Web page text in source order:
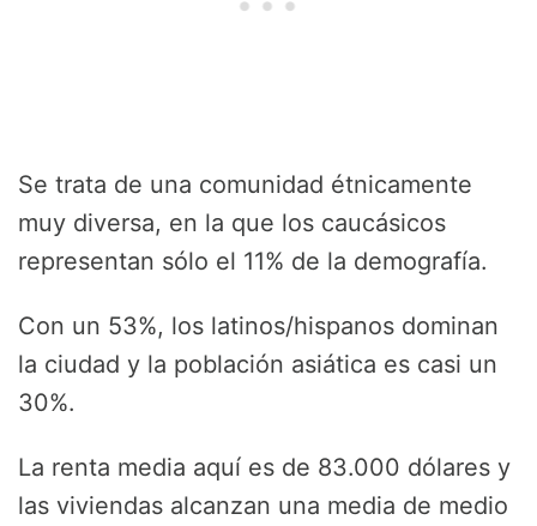
Se trata de una comunidad étnicamente
muy diversa, en la que los caucásicos
representan sólo el 11% de la demografía.
Con un 53%, los latinos/hispanos dominan
la ciudad y la población asiática es casi un
30%.
La renta media aquí es de 83.000 dólares y
las viviendas alcanzan una media de medio